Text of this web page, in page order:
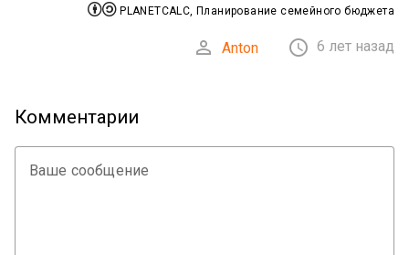
PLANETCALC, Планирование семейного бюджета
 Anton  6 лет назад
Комментарии
Ваше сообщение